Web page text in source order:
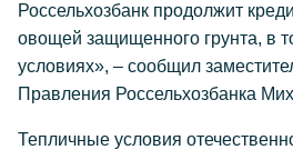
Россельхозбанк продолжит
овощей защищенного грунта, в
условиях», – сообщил
Правления Россельхозбанка
Тепличные условия